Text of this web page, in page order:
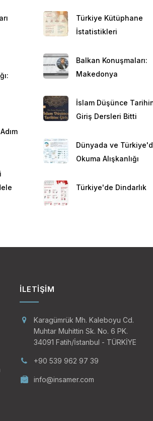
Türkiye Kütüphane
İstatistikleri
Balkan Konuşmaları:
Makedonya
İslam Düşünce
Giriş Dersleri Bitti
Dünyada ve
Okuma Alışkanlığı
Türkiye'de Dindarlık
İLETIŞIM
Karagümrük Mh. Kaleboyu Cd.
Muhtar Muhittin Sk. No. 6 PK.
34091 Fatih/İstanbul - TÜRKİYE
+90 539 962 97 39
info@insamer.com